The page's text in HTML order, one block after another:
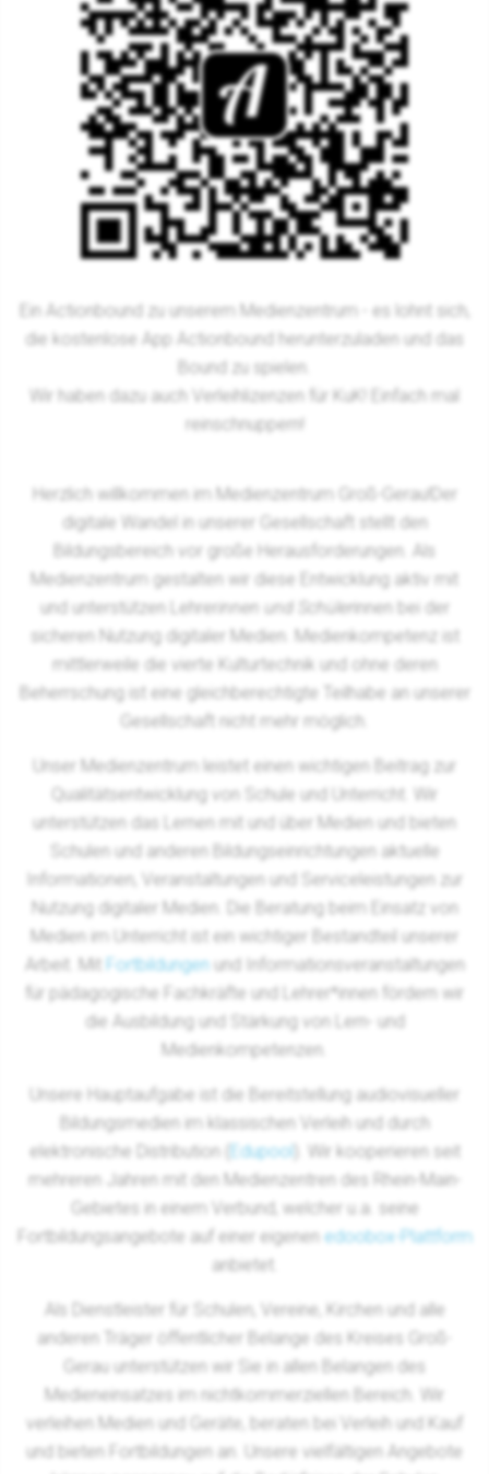
Ein Actionbound zu unserem Medienzentrum - es lohnt sich,
die kostenlose App Actionbound herunterzuladen und das
Bound zu spielen.
Wir haben dazu auch Verleihlizenzen für KuK! Einfach mal
reinschnuppern!
Herzlich willkommen im Medienzentrum Groß-Gerau! Der
digitale Wandel in unserer Gesellschaft stellt den
Bildungsbereich vor große Herausforderungen. Als
Medienzentrum gestalten wir diese Entwicklung aktiv mit
und unterstützen Lehrerinnen und Schülerinnen bei der
sicheren Nutzung digitaler Medien. Medienkompetenz ist
mittlerweile die vierte Kulturtechnik und ohne deren
Beherrschung ist eine gleichberechtigte Teilhabe an unserer
Gesellschaft nicht mehr möglich.
Unser Medienzentrum leistet einen wichtigen Beitrag zur
Qualitätsentwicklung von Schule und Unterricht. Wir
unterstützen das Lernen mit und über Medien und bieten
Schulen und anderen Bildungseinrichtungen aktuelle
Informationen, Veranstaltungen und Serviceleistungen zur
Nutzung digitaler Medien. Die Beratung beim Einsatz von
Medien im Unterricht ist ein wichtiger Bestandteil unserer
Arbeit. Mit
Fortbildungenund Informationsveranstaltungen
für pädagogische Fachkräfte und Lehrer*innen fördern wir
die Ausbildung und Stärkung von Lern- und
Medienkompetenzen.
Unsere Hauptaufgabe ist die Bereitstellung audiovisueller
Bildungsmedien im klassischen Verleih und durch
elektronische Distribution (
Edupool ). Wir kooperieren seit
mehreren Jahren mit den Medienzentren des Rhein-Main-
Gebietes in einem Verbund, welcher u.a. seine
Fortbildungsangebote auf einer eigenen edoobox-Plattform
anbietet.
Als Dienstleister für Schulen, Vereine, Kirchen und alle
anderen Träger öffentlicher Belange des Kreises Groß-
Gerau unterstützen wir Sie in allen Belangen des
Medieneinsatzes im nichtkommerziellen Bereich. Wir
verleihen Medien und Geräte, beraten bei Verleih und Kauf
und bieten Fortbildungen an. Unsere vielfältigen Angebote